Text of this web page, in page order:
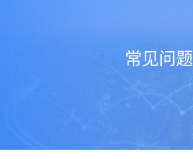
常见问题